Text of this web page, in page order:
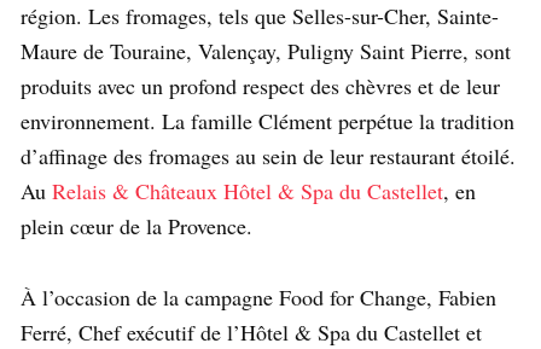
région. Les fromages, tels que Selles-sur-Cher, Sainte-
Maure de Touraine, Valençay, Puligny Saint Pierre, sont
produits avec un profond respect des chèvres et de leur
environnement. La famille Clément perpétue la tradition
d’affinage des fromages au sein de leur restaurant étoilé.
Au Relais & Châteaux Hôtel & Spa du Castellet, en
plein cœur de la Provence.
À l’occasion de la campagne Food for Change, Fabien
Ferré, Chef exécutif de l’Hôtel & Spa du Castellet et